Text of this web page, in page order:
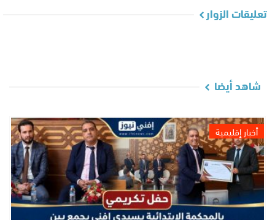
تعليقات الزوار
شاهد أيضا
أخبار إقليمية